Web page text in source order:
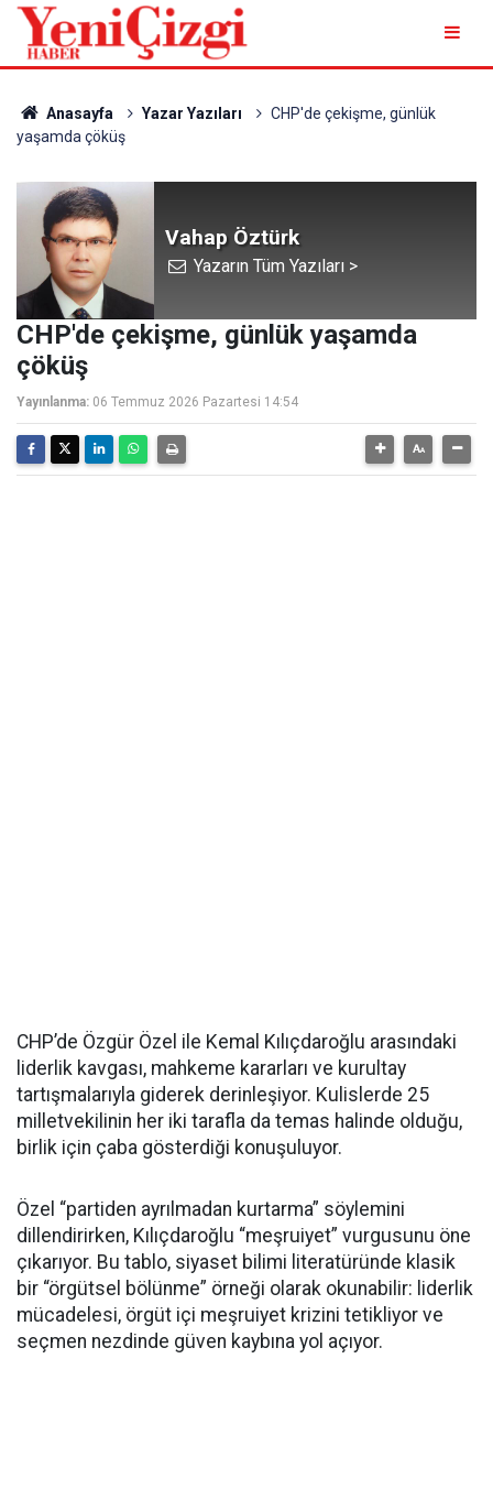
Anasayfa Yazar Yazıları
CHP'de çekişme, günlük
yaşamda çöküş
Vahap Öztürk
Yazarın Tüm Yazıları >
CHP'de çekişme, günlük yaşamda
çöküş
Yayınlanma: 06 Temmuz 2026 Pazartesi 14:54
CHP’de Özgür Özel ile Kemal Kılıçdaroğlu arasındaki
liderlik kavgası, mahkeme kararları ve kurultay
tartışmalarıyla giderek derinleşiyor. Kulislerde 25
milletvekilinin her iki tarafla da temas halinde olduğu,
birlik için çaba gösterdiği konuşuluyor.
Özel “partiden ayrılmadan kurtarma” söylemini
dillendirirken, Kılıçdaroğlu “meşruiyet” vurgusunu öne
çıkarıyor. Bu tablo, siyaset bilimi literatüründe klasik
bir “örgütsel bölünme” örneği olarak okunabilir: liderlik
mücadelesi, örgüt içi meşruiyet krizini tetikliyor ve
seçmen nezdinde güven kaybına yol açıyor.